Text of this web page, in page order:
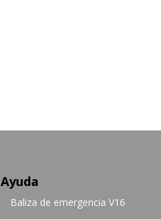
Ayuda
Baliza de emergencia V16